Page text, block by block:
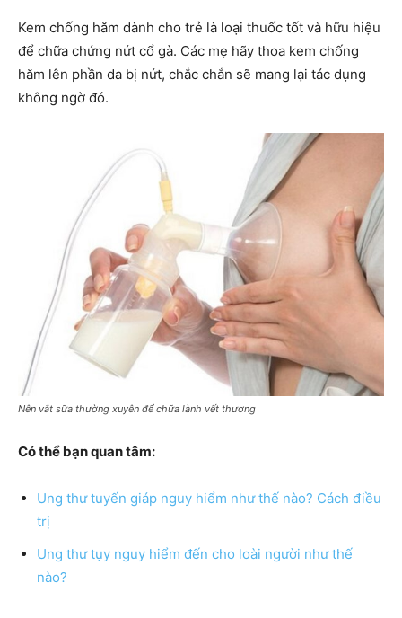
Kem chống hăm dành cho trẻ là loại thuốc tốt và hữu hiệu
để chữa chứng nứt cổ gà. Các mẹ hãy thoa kem chống
hăm lên phần da bị nứt, chắc chắn sẽ mang lại tác dụng
không ngờ đó.
Nên vắt sữa thường xuyên để chữa lành vết thương
Có thể bạn quan tâm:
Ung thư tuyến giáp nguy hiểm như thế nào? Cách điều
trị
Ung thư tụy nguy hiểm đến cho loài người như thế
nào?